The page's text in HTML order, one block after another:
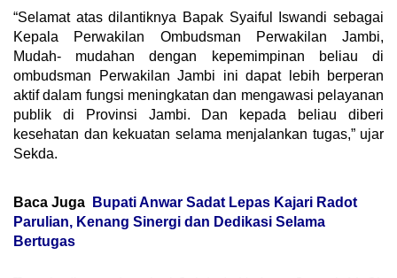
“Selamat atas dilantiknya Bapak Syaiful Iswandi sebagai
Kepala Perwakilan Ombudsman Perwakilan Jambi,
Mudah- mudahan dengan kepemimpinan beliau di
ombudsman Perwakilan Jambi ini dapat lebih berperan
aktif dalam fungsi meningkatan dan mengawasi pelayanan
publik di Provinsi Jambi. Dan kepada beliau diberi
kesehatan dan kekuatan selama menjalankan tugas,” ujar
Sekda.
Baca Juga
Bupati Anwar Sadat Lepas Kajari Radot
Parulian, Kenang Sinergi dan Dedikasi Selama
Bertugas